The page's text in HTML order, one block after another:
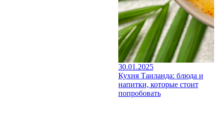
30.01.2025
Кухня Таиланда: блюда и
напитки, которые стоит
попробовать